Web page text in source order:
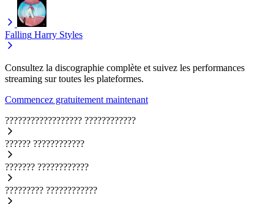
Falling Harry Styles
Consultez la discographie complète et suivez les performances
streaming sur toutes les plateformes.
Commencez gratuitement maintenant
?????????????????? ????????????
?????? ????????????
??????? ????????????
????????? ????????????